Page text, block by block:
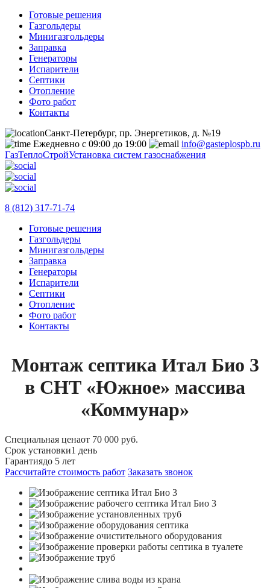
Готовые решения
Газгольдеры
Минигазгольдеры
Заправка
Генераторы
Испарители
Септики
Отопление
Фото работ
Контакты
Санкт-Петербург, пр. Энергетиков, д. №19
Ежедневно с 09:00 до 19:00
info@gasteplospb.ru
ГазТеплоСтройУстановка систем газоснабжения
8 (812) 317-71-74
Готовые решения
Газгольдеры
Минигазгольдеры
Заправка
Генераторы
Испарители
Септики
Отопление
Фото работ
Контакты
Монтаж септика Итал Био 3
в СНТ «Южное» массива
«Коммунар»
Специальная ценаот 70 000 руб.
Срок установки1 день
Гарантиядо 5 лет
Рассчитайте стоимость работ Заказать звонок